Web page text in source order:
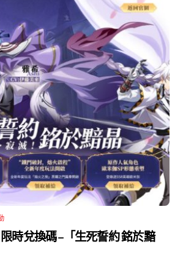
時兌換碼 –「生死誓約 銘於黯